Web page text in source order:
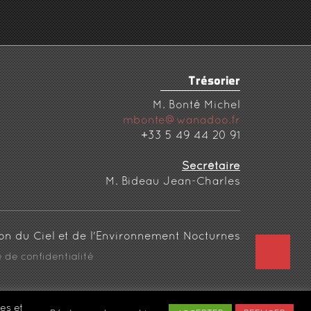
Trésorier
M. Bonté Michel
mbonte@wanadoo.fr
+33 5 49 44 20 91
Secrétaire
M. Bideau Jean-Charles
de confidentialité
et